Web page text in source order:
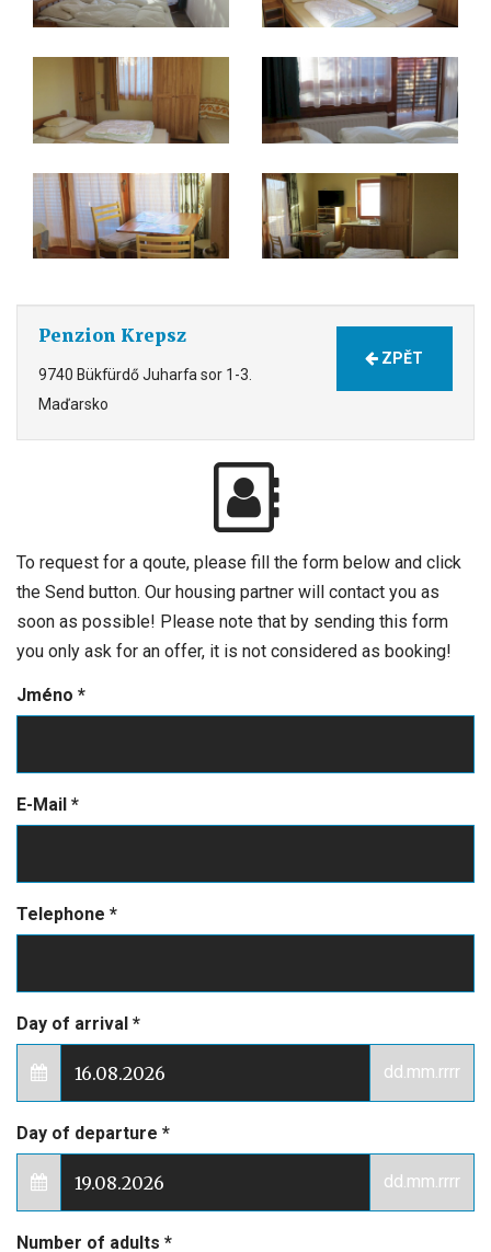
Penzion Krepsz
9740 Bükfürdő Juharfa sor 1-3.
Maďarsko
ZPĚT
To request for a qoute, please fill the form below and click
the Send button. Our housing partner will contact you as
soon as possible! Please note that by sending this form
you only ask for an offer, it is not considered as booking!
Jméno *
E-Mail *
Telephone *
Day of arrival *
dd.mm.rrrr
Day of departure *
dd.mm.rrrr
Number of adults *